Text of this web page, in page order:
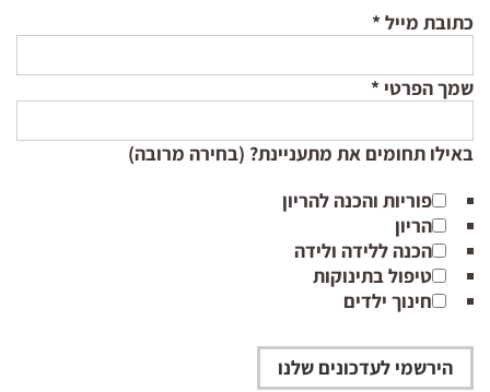
כתובת מייל*
שמך הפרטי *
באילו תחומים את מתעניינת? (בחירה מרובה)
פוריות והכנה להריון
הריון
הכנה ללידה ולידה
טיפול בתינוקות
חינוך ילדים